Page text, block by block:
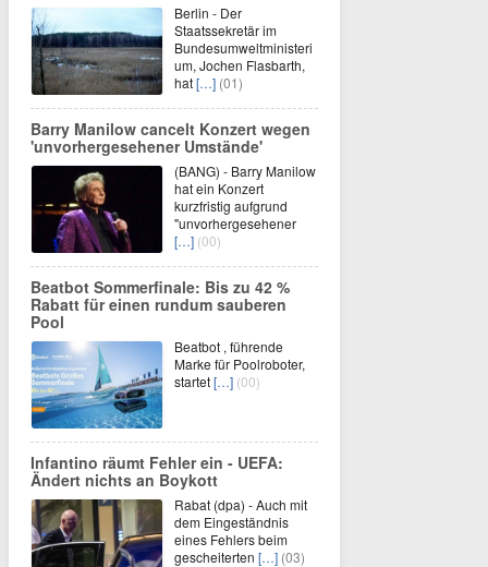
Berlin - Der
Staatssekretär im
Bundesumweltministeri
um, Jochen Flasbarth,
hat[…] (01)
Barry Manilow cancelt Konzert wegen
'unvorhergesehener Umstände'
(BANG) - Barry Manilow
hat ein Konzert
kurzfristig aufgrund
"unvorhergesehener
[…] (00)
Beatbot Sommerfinale: Bis zu 42 %
Rabatt für einen rundum sauberen
Pool
Beatbot , führende
Marke für Poolroboter,
startet[…] (00)
Infantino räumt Fehler ein - UEFA:
Ändert nichts an Boykott
Rabat (dpa) - Auch mit
dem Eingeständnis
eines Fehlers beim
gescheiterten […] (03)